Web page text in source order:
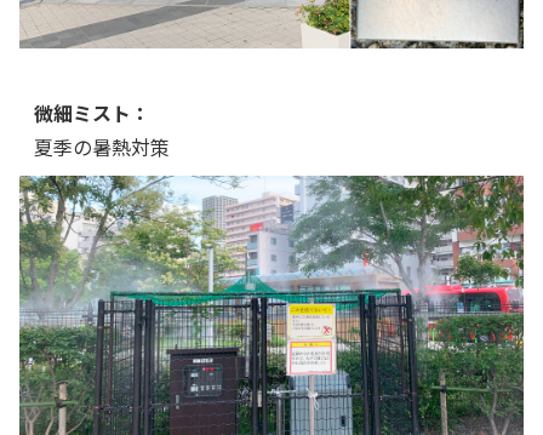
微細ミスト：
夏季の暑熱対策